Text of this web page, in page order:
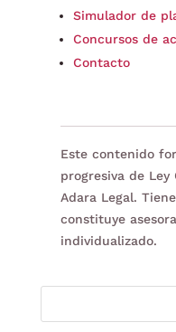
Simulador de
Concursos de
Contacto
Este contenido
progresiva de
Adara Legal.
constituye
individualizado.